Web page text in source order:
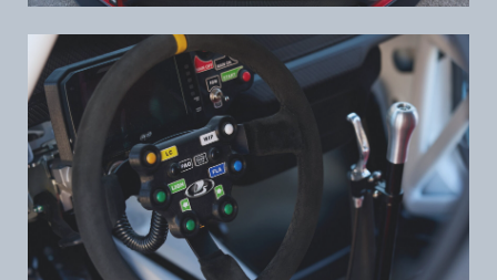
Одинцовский городской округ,
Красногорское шоссе, д. 215
Политика конфиденциальности в отношении
обработки персональных данных
Согласие на обработку персональных данных
Политика обработки сookie-файлов